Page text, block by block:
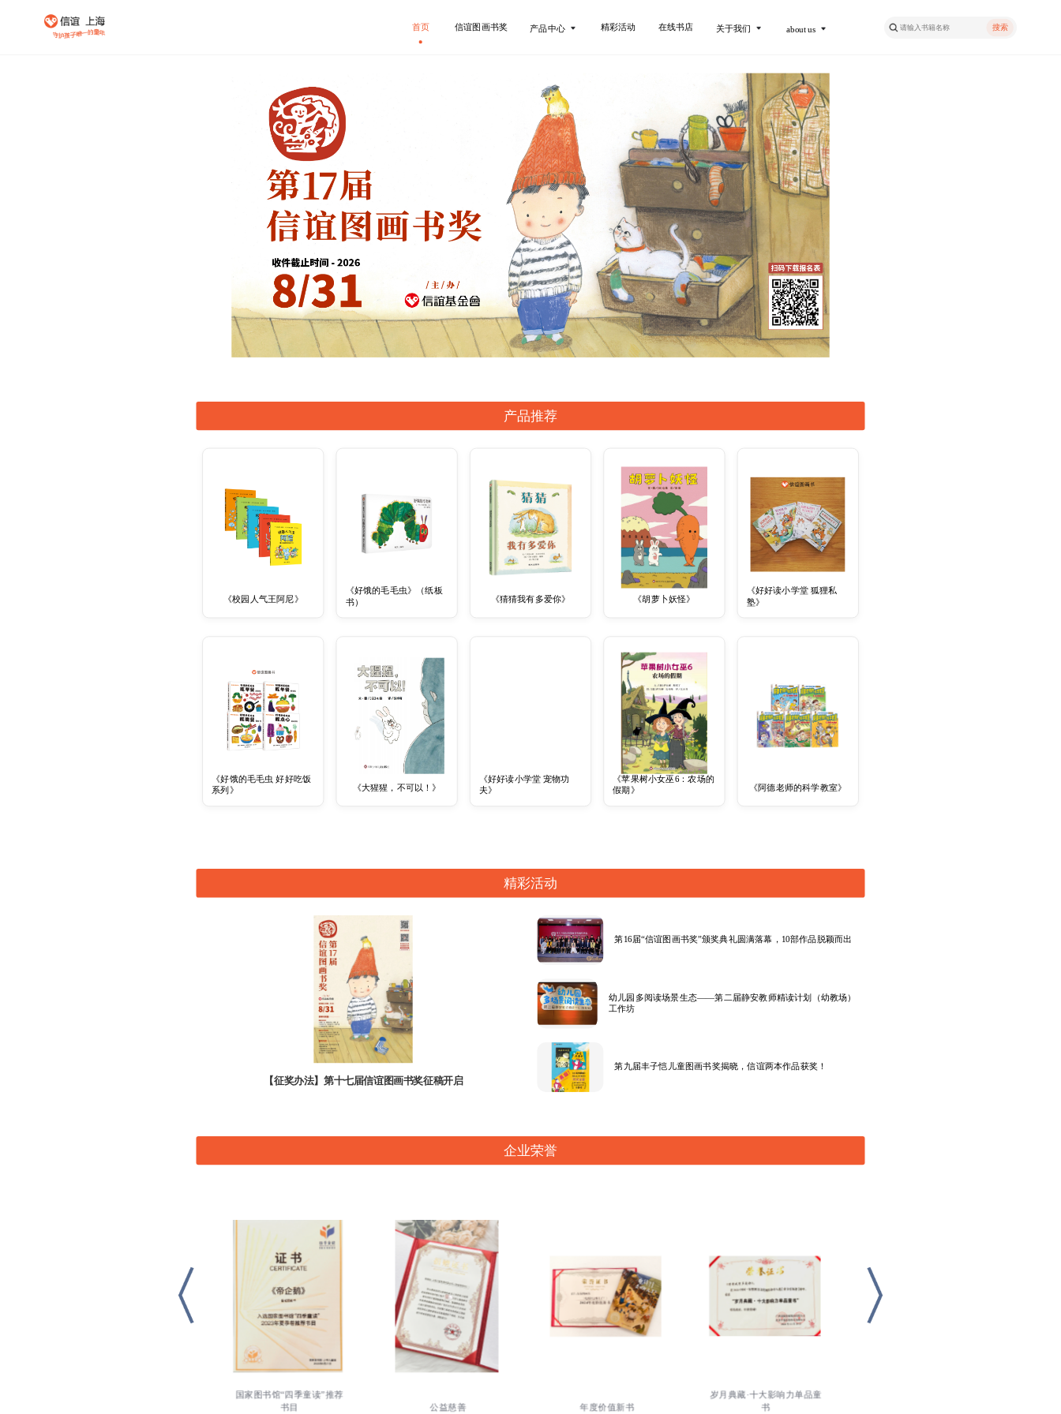
首页 信谊图画书奖 产品中心 精彩活动 在线书店 关于我们 about us 搜索
产品推荐
《校园人气王阿尼》
《好饿的毛毛虫》（纸板
书）
《猜猜我有多爱你》 《胡萝卜妖怪》
《好好读小学堂 狐狸私
塾》
《好饿的毛毛虫 好好吃饭
系列》 《大猩猩，不可以！》
《好好读小学堂 宠物功
夫》
《苹果树小女巫6：农场的
假期》 《阿德老师的科学教室》
精彩活动
【征奖办法】第十七届信谊图画书奖征稿开启
第16届“信谊图画书奖”颁奖典礼圆满落幕，10部作品脱颖而出
幼儿园多阅读场景生态——第二届静安教师精读计划（幼教场）
工作坊
第九届丰子恺儿童图画书奖揭晓，信谊两本作品获奖！
企业荣誉
国家图书馆“四季童读”推荐
书目
公益慈善 年度价值新书
岁月典藏·十大影响力单品童
书